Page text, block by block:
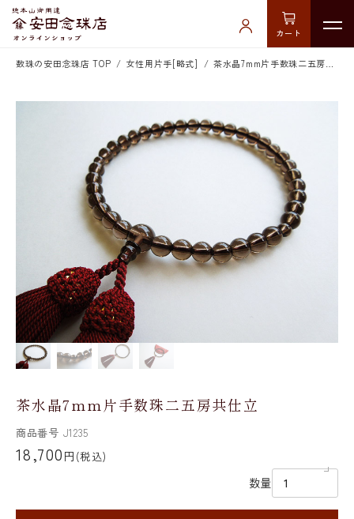
カート
数珠の安田念珠店 TOP 女性用片手[略式] 茶水晶7mm片手数珠二五房共仕立
茶水晶7mm片手数珠二五房共仕立
商品番号 J1235
18,700 円 (税込)
数量